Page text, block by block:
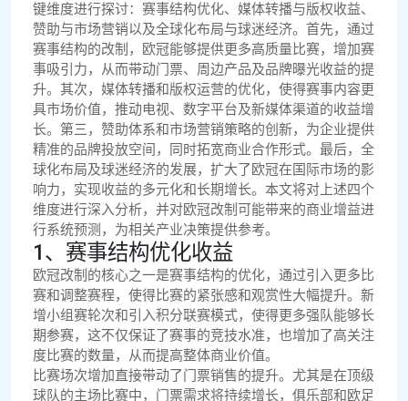
键维度进行探讨：赛事结构优化、媒体转播与版权收益、
赞助与市场营销以及全球化布局与球迷经济。首先，通过
赛事结构的改制，欧冠能够提供更多高质量比赛，增加赛
事吸引力，从而带动门票、周边产品及品牌曝光收益的提
升。其次，媒体转播和版权运营的优化，使得赛事内容更
具市场价值，推动电视、数字平台及新媒体渠道的收益增
长。第三，赞助体系和市场营销策略的创新，为企业提供
精准的品牌投放空间，同时拓宽商业合作形式。最后，全
球化布局及球迷经济的发展，扩大了欧冠在国际市场的影
响力，实现收益的多元化和长期增长。本文将对上述四个
维度进行深入分析，并对欧冠改制可能带来的商业增益进
行系统预测，为相关产业决策提供参考。
1、赛事结构优化收益
欧冠改制的核心之一是赛事结构的优化，通过引入更多比
赛和调整赛程，使得比赛的紧张感和观赏性大幅提升。新
增小组赛轮次和引入积分联赛模式，使得更多强队能够长
期参赛，这不仅保证了赛事的竞技水准，也增加了高关注
度比赛的数量，从而提高整体商业价值。
比赛场次增加直接带动了门票销售的提升。尤其是在顶级
球队的主场比赛中，门票需求将持续增长，俱乐部和欧足